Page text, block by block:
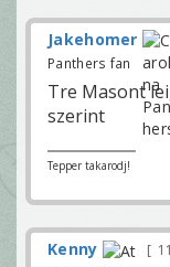
Jakehomer
Panthers fan
Tre Masont
szerint
Tepper takarodj!
Kenny